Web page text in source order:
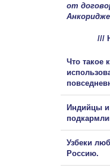
от
Анкоридже
///
Что такое
Индийцы
Узбеки
Россию.